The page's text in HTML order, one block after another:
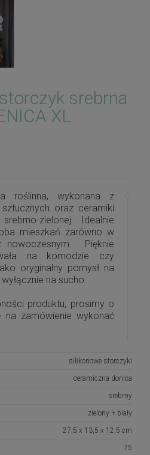
srebrna
XL
roślinna, wykonana z
oraz ceramiki
zielonej. Idealnie
mieszkań zarówno w
nowoczesnym. Pięknie
na komodzie czy
oryginalny pomysł na
na sucho.
produktu, prosimy o
na zamówienie wykonać
silikonowe storczyki
ceramiczna donica
srebrny
zielony + biały
27,5 x 13,5 x 12,5 cm
75